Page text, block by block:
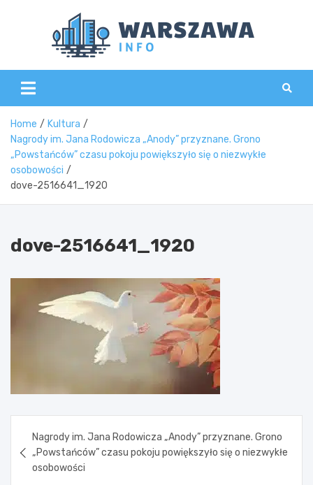
Home
Kultura
Nagrody im. Jana Rodowicza „Anody” przyznane. Grono
„Powstańców” czasu pokoju powiększyło się o niezwykłe
osobowości
dove-2516641_1920
dove-2516641_1920
wpisu
Nagrody im. Jana Rodowicza „Anody” przyznane. Grono
„Powstańców” czasu pokoju powiększyło się o niezwykłe
osobowości